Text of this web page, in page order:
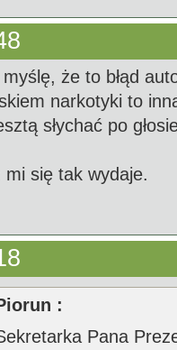
że to błąd
narkotyki to
słychać po
mi się tak wydaje.
:
Pana